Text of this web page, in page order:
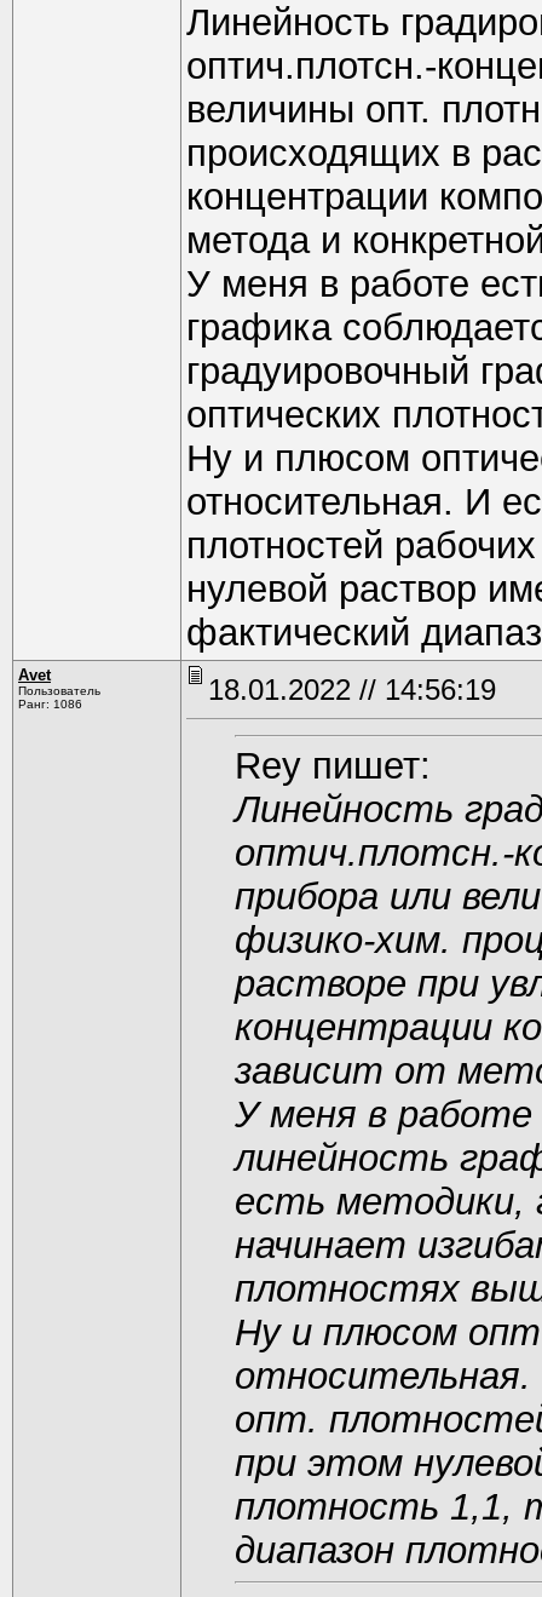
Линейность
оптич.плотсн.-
величины опт.
происходящих в
концентрации
метода и
У меня в работе
графика
градуировочный
оптических
Ну и плюсом
относительная. И
плотностей
нулевой раствор
фактический
Avet
Пользователь
Ранг: 1086
18.01.2022 // 14:56:19
Rey пишет:
Линейность
оптич.плотсн.-
прибора или
физико-хим.
растворе при
концентрации
зависит от
У меня в
линейность
есть методики,
начинает
плотностях
Ну и плюсом
относительная.
опт.
при этом
плотность 1,1,
диапазон